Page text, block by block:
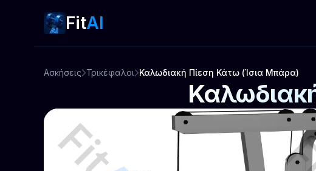
FitAI
Ασκήσεις Τρικέφαλοι Καλωδιακή Πίεση Κάτω (Ίσια Μπάρα)